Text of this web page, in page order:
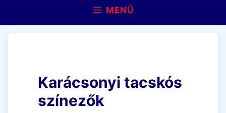
MENÜ
Karácsonyi tacskós
színezők